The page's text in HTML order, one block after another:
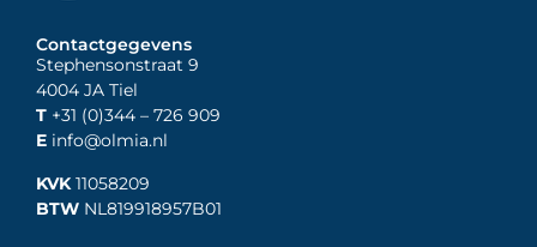
Contactgegevens
Stephensonstraat 9
4004 JA Tiel
T +31 (0)344 – 726 909
E info@olmia.nl
KVK11058209
BTW NL819918957B01